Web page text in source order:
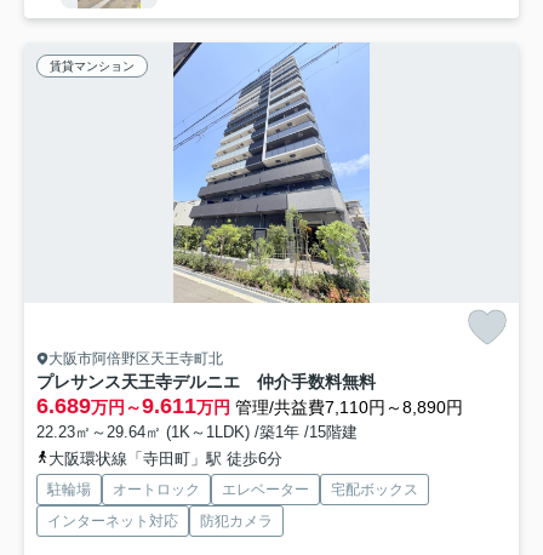
賃貸マンション
大阪市阿倍野区天王寺町北
プレサンス天王寺デルニエ 仲介手数料無料
6.689万円～9.611万円 管理/共益費7,110円～8,890円
22.23㎡～29.64㎡ (1K～1LDK) /築1年 /15階建
大阪環状線「寺田町」駅 徒歩6分
駐輪場 オートロック エレベーター
宅配ボックス
インターネット対応
防犯カメラ